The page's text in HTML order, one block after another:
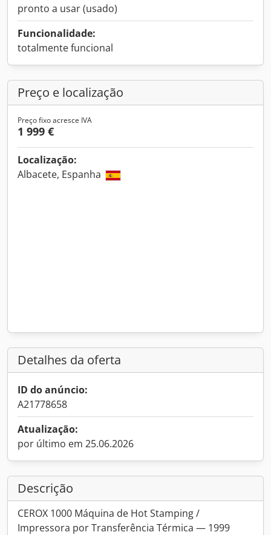
pronto a usar (usado)
Funcionalidade:
totalmente funcional
Preço e localização
Preço fixo acresce IVA
1 999 €
Localização:
Albacete, Espanha
Detalhes da oferta
ID do anúncio:
A21778658
Atualização:
por último em 25.06.2026
Descrição
CEROX 1000 Máquina de Hot Stamping /
Impressora por Transferência Térmica — 1999